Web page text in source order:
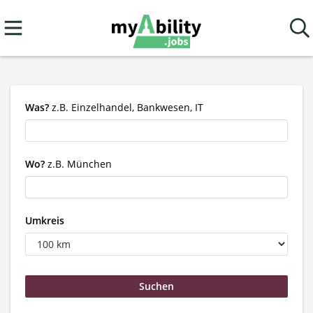
Was? z.B. Einzelhandel, Bankwesen, IT
Wo? z.B. München
Umkreis